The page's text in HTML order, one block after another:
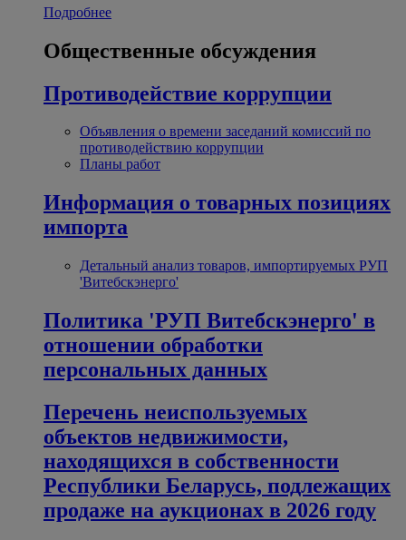
Подробнее
Общественные обсуждения
Противодействие коррупции
Объявления о времени заседаний комиссий по
противодействию коррупции
Планы работ
Информация о товарных позициях
импорта
Детальный анализ товаров, импортируемых РУП
'Витебскэнерго'
Политика 'РУП Витебскэнерго' в
отношении обработки
персональных данных
Перечень неиспользуемых
объектов недвижимости,
находящихся в собственности
Республики Беларусь, подлежащих
продаже на аукционах в 2026 году